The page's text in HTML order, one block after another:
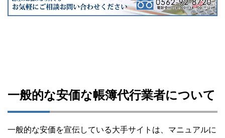
一般的な安価な帳簿代行業者について
一般的な安価を宣伝している大手サイトは、マニュアルに